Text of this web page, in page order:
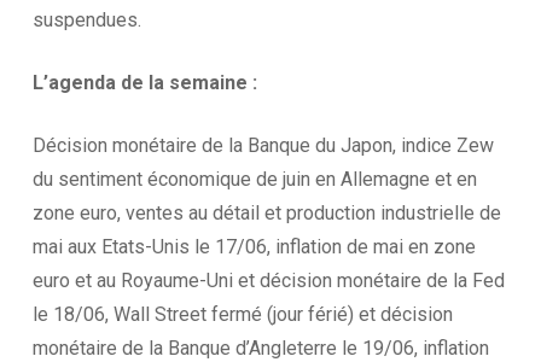
suspendues.
L’agendade la semaine :
Décision monétaire de la Banque du Japon, indice Zew
du sentiment économique de juin en Allemagne et en
zone euro, ventes au détail et production industrielle de
mai aux Etats-Unis le 17/06, inflation de mai en zone
euro et au Royaume-Uni et décision monétaire de la Fed
le 18/06, Wall Street fermé (jour férié) et décision
monétaire de la Banque d’Angleterre le 19/06, inflation